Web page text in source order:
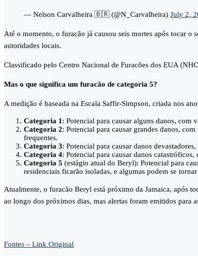
— Nelson Carvalheira 🇧🇷 (@N_Carvalheira) July 2,
Até o momento, o furacão já causou seis mortes após tocar o
autoridades locais.
Classificado pelo Centro Nacional de Furacões dos EUA
Mas o que significa um furacão de categoria 5?
A medição é baseada na Escala Saffir-Simpson, criada nos
Categoria 1: Potencial para causar alguns danos, com
Categoria 2: Potencial para causar grandes danos,
frequentes.
Categoria 3: Potencial para causar danos
Categoria 4: Potencial para causar danos
Categoria 5 (estágio atual do Beryl): Potencial para
residenciais ficarão isoladas, e algumas podem se
Atualmente, o furacão Beryl está próximo da Jamaica, após
ao longo dos próximos dias, mas alertas foram emitidos para
Fontes – Link Original